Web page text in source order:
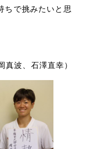
ちで挑みたいと思
波、石澤直幸）